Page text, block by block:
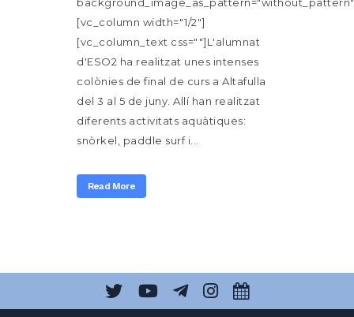
[vc_column width="1/2"]
[vc_column_text css=""]L'alumnat
d'ESO2 ha realitzat unes intenses
colònies de final de curs a Altafulla
del 3 al 5 de juny. Allí han realitzat
diferents activitats aquàtiques:
snòrkel, paddle surf i...
Read More